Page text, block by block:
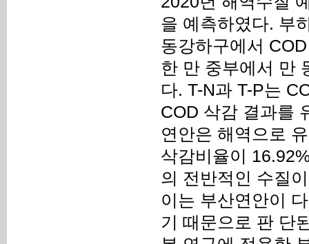
을 예측하였다. 부
동강하구에서
한 만 중부에서 만
다. T-N과 T-P는
COD 삭감 결과를
연안은 해역으로
삭감비율이
의 전반적인 수질
이는 부산연안이
기 때문으로 판 단